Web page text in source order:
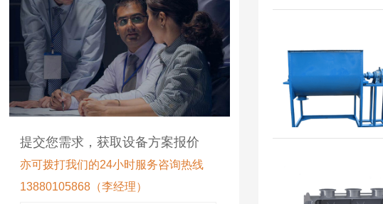
提交您需求，获取设备方案报价
亦可拨打我们的24小时服务咨询热线
13880105868（李经理）